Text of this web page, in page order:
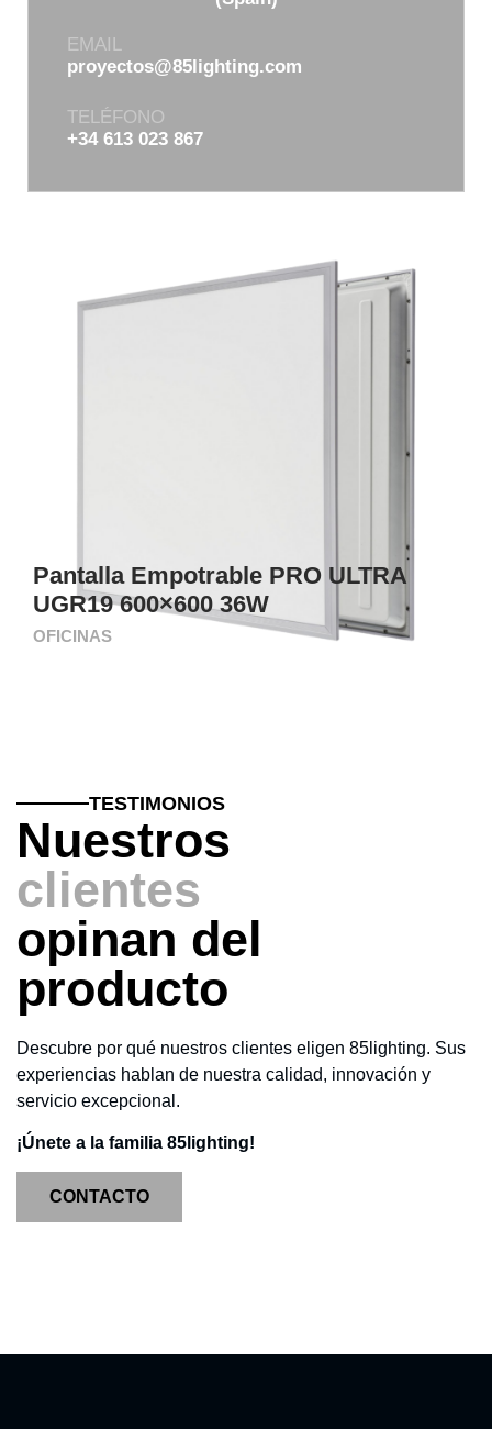
EMAIL
proyectos@85lighting.com
TELÉFONO
+34 613 023 867
Pantalla Empotrable PRO ULTRA
UGR19 600×600 36W
OFICINAS
TESTIMONIOS
Nuestros
clientes
opinan del
producto
Descubre por qué nuestros clientes eligen 85lighting. Sus
experiencias hablan de nuestra calidad, innovación y
servicio excepcional.
¡Únete a la familia 85lighting!
CONTACTO